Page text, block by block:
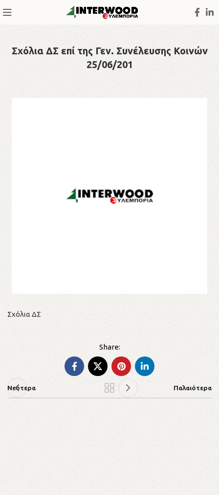
Σχόλια ΔΣ επί της Γεν. Συνέλευσης Κοινών
25/06/201
Σχόλια ΔΣ
Νεότερα Παλαιότερα